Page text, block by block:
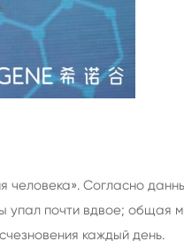
человека». Согласно
упал почти вдвое; общая
каждый день.